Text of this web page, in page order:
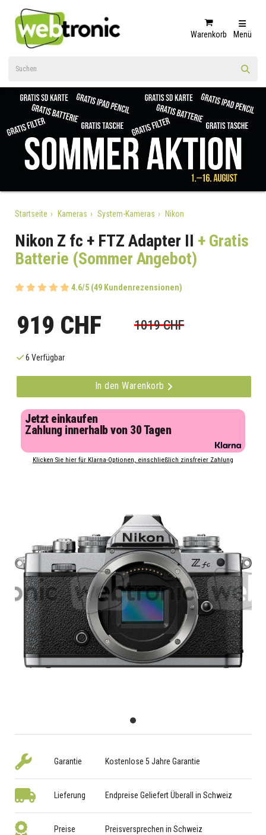
Warenkorb Menü
Startseite Kameras System-Kameras Nikon
Nikon Z fc + FTZ Adapter II + Gratis
Batterie (Sommer Angebot)
4.6/5 (49 Kundenrezensionen)
919 CHF 1019 CHF
6 Verfügbar
In den Warenkorb
Jetzt einkaufen
Zahlung innerhalb von 30 Tagen
Klicken Sie hier für Klarna-Optionen, einschließlich zinsfreier Zahlung
Garantie Kostenlose 5 Jahre Garantie
Lieferung Endpreise Geliefert Überall in Schweiz
Preise Preisversprechen in Schweiz